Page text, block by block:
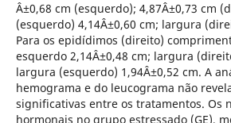
Â±0,68 cm (esquerdo); 4,87Â±0,73 cm
(esquerdo) 4,14Â±0,60 cm; largura
Para os epidídimos (direito)
esquerdo 2,14Â±0,48 cm; largura
largura (esquerdo) 1,94Â±0,52 cm. A
hemograma e do leucograma não
significativas entre os tratamentos. Os
hormonais no grupo estressado (GE),